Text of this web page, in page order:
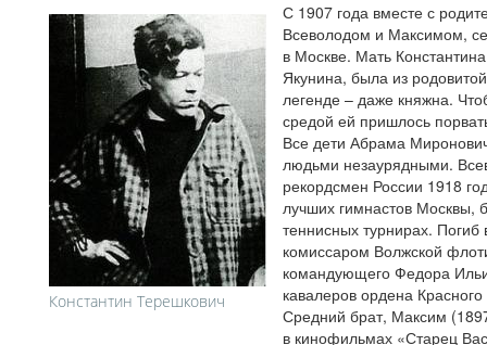
Константин Терешкович
С 1907 года вместе с
Всеволодом и Максимом,
в Москве. Мать
Якунина, была из
легенде – даже княжна.
средой ей пришлось
Все дети Абрама
людьми незаурядными.
рекордсмен России 1918
лучших гимнастов Москвы,
теннисных турнирах.
комиссаром Волжской
командующего Федора
кавалеров ордена
Средний брат, Максим
в кинофильмах «Старец